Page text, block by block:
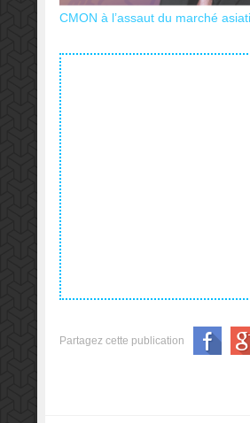
CMON à l’assaut du marché
Partagez cette publication